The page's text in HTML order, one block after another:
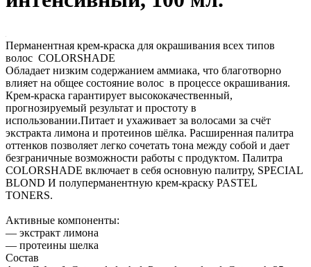
Перманентная крем-краска для окрашивания всех типов
волос COLORSHADE
Обладает низким содержанием аммиака, что благотворно
влияет на общее состояние волос в процессе окрашивания.
Крем-краска гарантирует высококачественный,
прогнозируемый результат и простоту в
использовании.Питает и ухаживает за волосами за счёт
экстракта лимона и протеинов шёлка. Расширенная палитра
оттенков позволяет легко сочетать тона между собой и дает
безграничные возможности работы с продуктом. Палитра
COLORSHADE включает в себя основную палитру, SPECIAL
BLOND И полуперманентную крем-краску PASTEL
TONERS.
Активные компоненты:
— экстракт лимона
— протеины шелка
Состав